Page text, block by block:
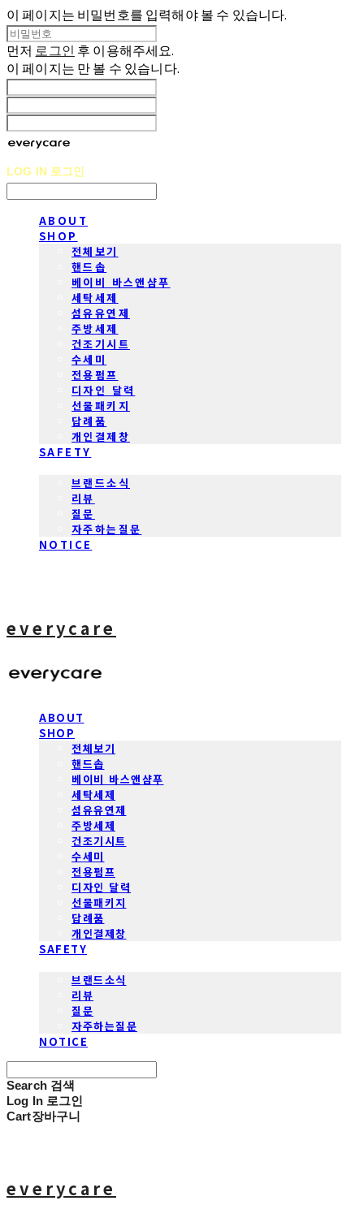
이 페이지는 비밀번호를 입력해야 볼 수 있습니다.
먼저 로그인 후 이용해주세요.
이 페이지는 만 볼 수 있습니다.
LOG IN 로그인
ABOUT
SHOP
전체보기
핸드솝
베이비 바스앤샴푸
세탁세제
섬유유연제
주방세제
건조기시트
수세미
전용펌프
디자인 달력
선물패키지
답례품
개인결제창
SAFETY
브랜드소식
리뷰
질문
자주하는질문
NOTICE
everycare
ABOUT
SHOP
전체보기
핸드솝
베이비 바스앤샴푸
세탁세제
섬유유연제
주방세제
건조기시트
수세미
전용펌프
디자인 달력
선물패키지
답례품
개인결제창
SAFETY
브랜드소식
리뷰
질문
자주하는질문
NOTICE
Search 검색
Log In 로그인
Cart장바구니
everycare